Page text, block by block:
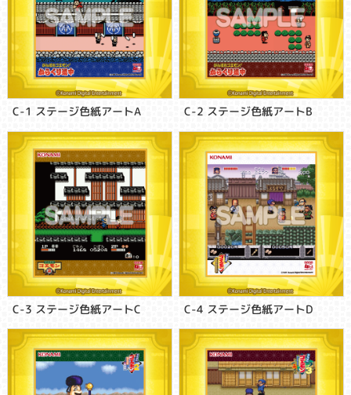
C-1 ステージ色紙アートA C-2 ステージ色紙アートB
C-3 ステージ色紙アートC C-4 ステージ色紙アートD